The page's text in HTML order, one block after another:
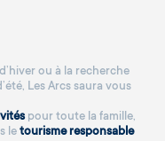
ou à la recherche
Les Arcs saura vous
pour toute la famille,
le tourisme responsable